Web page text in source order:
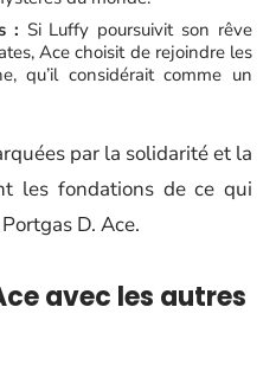
: Si Luffy poursuivit son rêve
Ace choisit de rejoindre les
qu’il considérait comme un
par la solidarité et la
les fondations de ce qui
D. Ace.
avec les autres